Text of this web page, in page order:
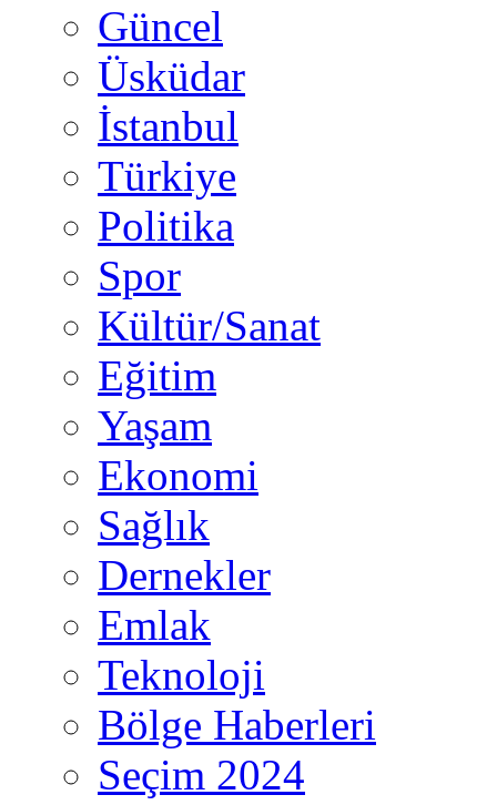
Güncel
Üsküdar
İstanbul
Türkiye
Politika
Spor
Kültür/Sanat
Eğitim
Yaşam
Ekonomi
Sağlık
Dernekler
Emlak
Teknoloji
Bölge Haberleri
Seçim 2024